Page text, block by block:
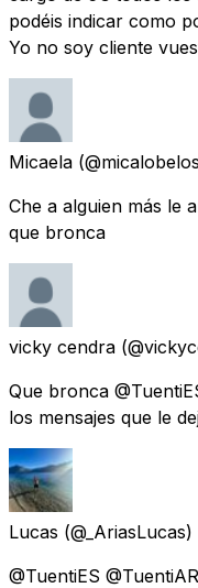
podéis indicar como
Yo no soy cliente
Micaela
Che a alguien más le
que bronca
vicky cendra
Que bronca
los mensajes que le
Lucas
@TuentiES